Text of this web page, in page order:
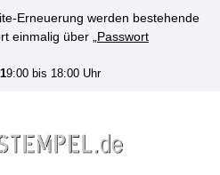
Erneuerung werden bestehende
einmalig über „ Passwort
9:00 bis 18:00 Uhr